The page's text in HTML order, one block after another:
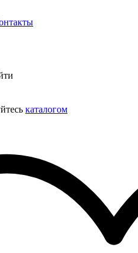
каталогом